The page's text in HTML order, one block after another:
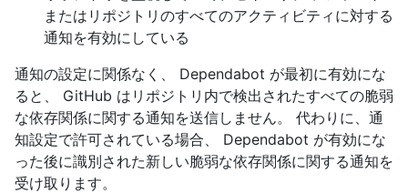
またはリポジトリのすべてのアクティビティに対する
通知を有効にしている
通知の設定に関係なく、 Dependabot が最初に有効にな
ると、 GitHub はリポジトリ内で検出されたすべての脆弱
な依存関係に関する通知を送信しません。 代わりに、通
知設定で許可されている場合、 Dependabot が有効にな
った後に識別された新しい脆弱な依存関係に関する通知を
受け取ります。